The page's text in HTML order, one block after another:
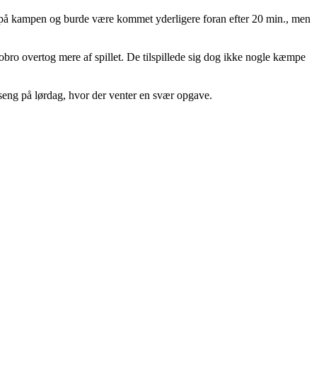
kampen og burde være kommet yderligere foran efter 20 min., men
overtog mere af spillet. De tilspillede sig dog ikke nogle kæmpe
på lørdag, hvor der venter en svær opgave.